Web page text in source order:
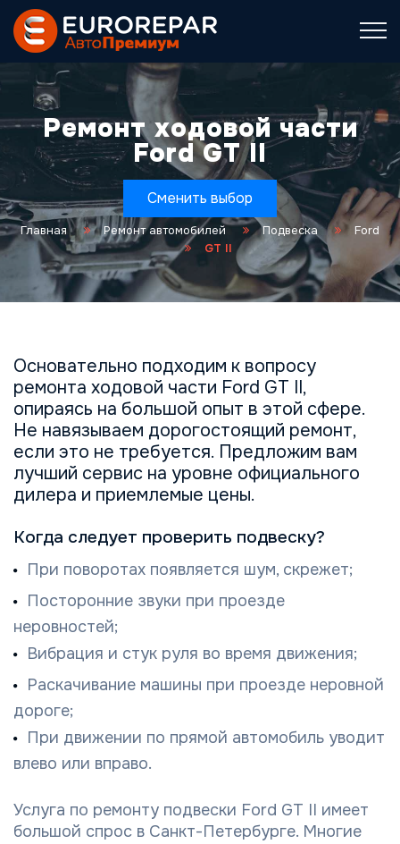
Ремонт ходовой части
Ford GT II
Сменить выбор
Главная Ремонт автомобилей Подвеска
Ford
GT II
Основательно подходим к вопросу
ремонта ходовой части Ford GT II,
опираясь на большой опыт в этой сфере.
Не навязываем дорогостоящий ремонт,
если это не требуется. Предложим вам
лучший сервис на уровне официального
дилера и приемлемые цены.
Когда следует проверить подвеску?
При поворотах появляется шум, скрежет;
Посторонние звуки при проезде
неровностей;
Вибрация и стук руля во время движения;
Раскачивание машины при проезде неровной
дороге;
При движении по прямой автомобиль уводит
влево или вправо.
Услуга по ремонту подвески Ford GT II имеет
большой спрос в Санкт-Петербурге. Многие